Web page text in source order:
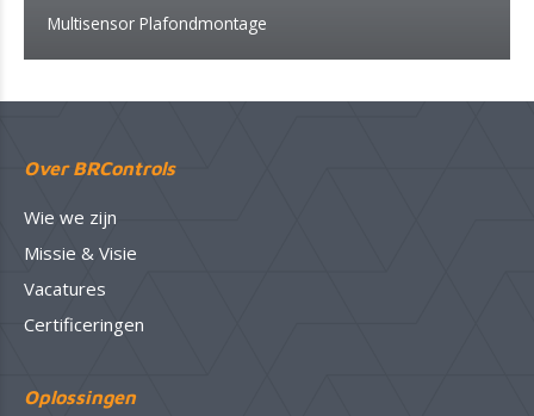
Multisensor Plafondmontage
Over BRControls
Wie we zijn
Missie & Visie
Vacatures
Certificeringen
Oplossingen